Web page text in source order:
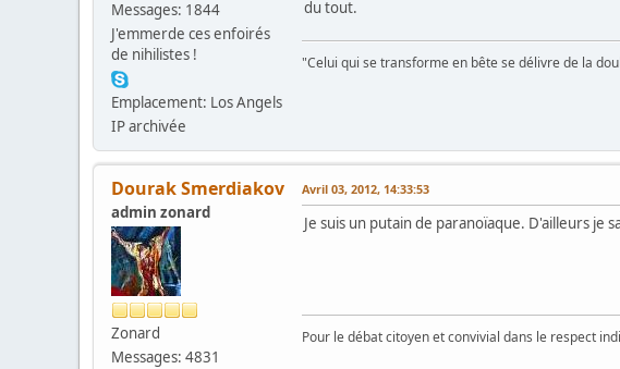
Messages: 1844
J'emmerde ces enfoirés
de nihilistes !
Emplacement: Los Angels
IP archivée
du tout.
"Celui qui se transforme en bête se délivre de la
Dourak Smerdiakov
admin zonard
Zonard
Messages: 4831
Avril 03, 2012, 14:33:53
Je suis un putain de paranoïaque. D'ailleurs je
Pour le débat citoyen et convivial dans le respect